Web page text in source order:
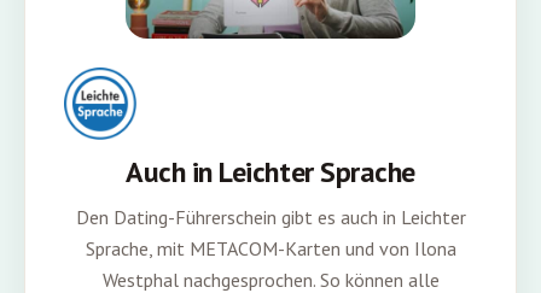
Auch in Leichter Sprache
Den Dating-Führerschein gibt es auch in Leichter
Sprache, mit METACOM-Karten und von Ilona
Westphal nachgesprochen. So können alle